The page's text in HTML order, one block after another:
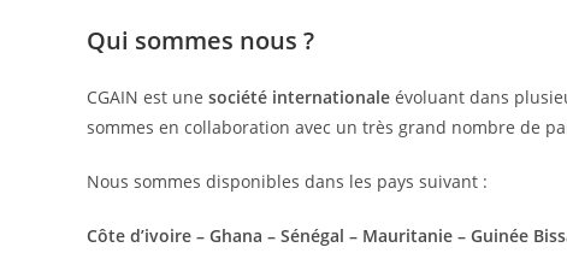
Qui sommes nous ?
CGAIN est une société internationale évoluant dans
sommes en collaboration avec un très grand nombre de
Nous sommes disponibles dans les pays suivant :
Côte d’ivoire – Ghana – Sénégal – Mauritanie – Guinée